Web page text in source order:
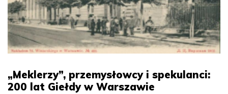
„Meklerzy”, przemysłowcy i spekulanci:
200 lat Giełdy w Warszawie